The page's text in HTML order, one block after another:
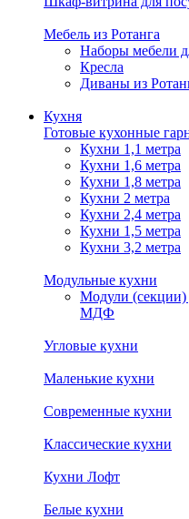
Мебель из Ротанга
Наборы мебели
Кресла
Диваны из
Кухня
Готовые кухонные
Кухни 1,1 метра
Кухни 1,6 метра
Кухни 1,8 метра
Кухни 2 метра
Кухни 2,4 метра
Кухни 1,5 метра
Кухни 3,2 метра
Модульные кухни
Модули
МДФ
Угловые кухни
Маленькие кухни
Современные кухни
Классические кухни
Кухни Лофт
Белые кухни